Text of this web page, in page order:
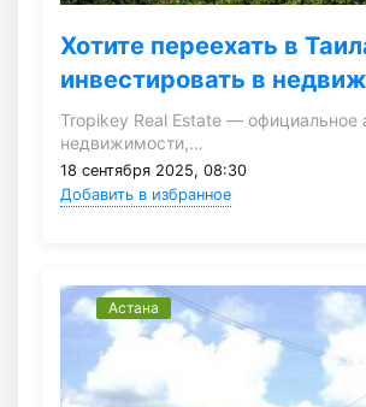
Хотите переехать в
инвестировать в
Tropikey Real Estate — официальное
недвижимости,…
18 сентября 2025, 08:30
Добавить в избранное
Астана